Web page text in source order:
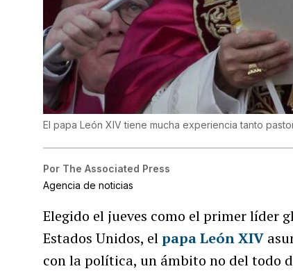
El papa León XIV tiene mucha experiencia tanto
Por The Associated Press
Agencia de noticias
Elegido el jueves como el primer líder
Estados Unidos, elpapa León XIV
con la política, un ámbito no del todo